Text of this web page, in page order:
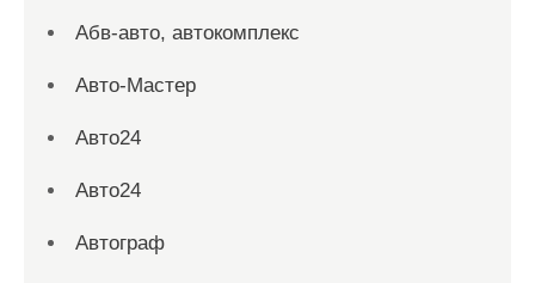
Абв-авто, автокомплекс
Авто-Мастер
Авто24
Авто24
Автограф